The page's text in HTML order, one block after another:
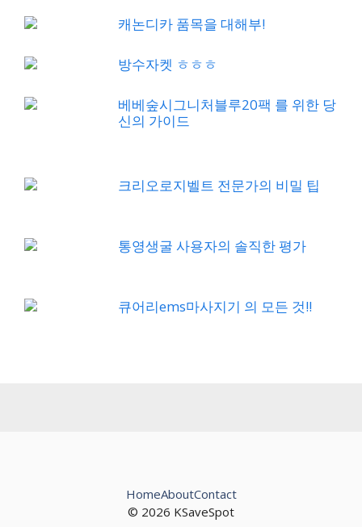
캐논디카 품목을 대해부!
방수자켓 ㅎㅎㅎ
베베숲시그니처블루20팩 를 위한 당
신의 가이드
크리오로지벨트 전문가의 비밀 팁
통영생굴 사용자의 솔직한 평가
큐어리ems마사지기 의 모든 것!!
© 2026 KSaveSpot
HomeAboutContact